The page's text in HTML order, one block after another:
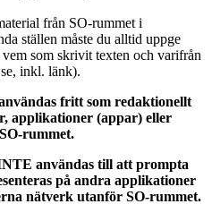
från SO-rummet i
ställen måste du alltid uppge
som skrivit texten och varifrån
inkl. länk).
fritt som redaktionellt
applikationer (appar) eller
rummet.
användas till att prompta
på andra applikationer
nätverk utanför SO-rummet.